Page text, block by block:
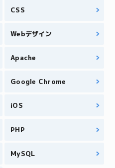
CSS
Webデザイン
Apache
Google Chrome
iOS
PHP
MySQL